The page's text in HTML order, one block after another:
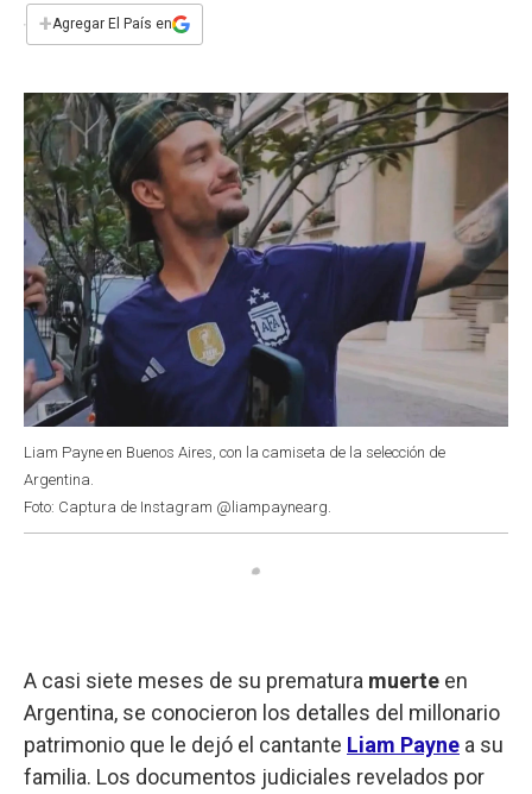
e
b
k
s
p
t
n
i
l
+Agregar El País en
Liam Payne en Buenos Aires, con la camiseta de la selección de
Argentina.
Foto: Captura de Instagram @liampaynearg.
A casi siete meses de su prematura muerte en
Argentina, se conocieron los detalles del millonario
patrimonio que le dejó el cantante Liam Payne a su
familia. Los documentos judiciales revelados por